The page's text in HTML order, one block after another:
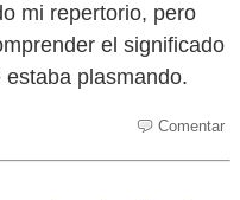
mi repertorio, pero
el significado
plasmando.
Comentar